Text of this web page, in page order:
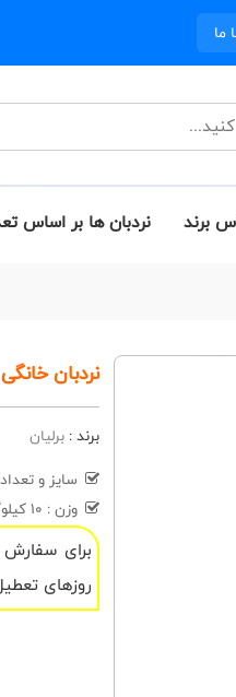
ما
برند نردبان ها بر اساس
نردبان خانگی دوطرفه
برند : برلیان
سایز و تعداد
وزن : 10 کیلوگرم
برای
روزهای تعطیل و از ساعت 17 الی 20